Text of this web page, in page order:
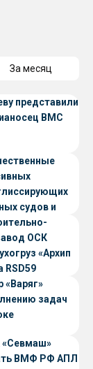
За месяц
представили
ВМС
судов и
ОСК
«Архип
RSD59
«Варяг»
задач
«Севмаш»
ВМФ РФ АПЛ